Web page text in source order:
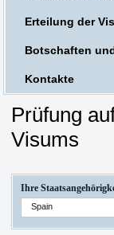
Erteilung der
Botschaften
Kontakte
Prüfung
Visums
Ihre
Spain